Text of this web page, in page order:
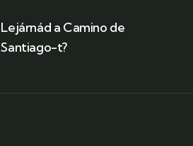
Lejárnád a Camino de
Santiago-t?